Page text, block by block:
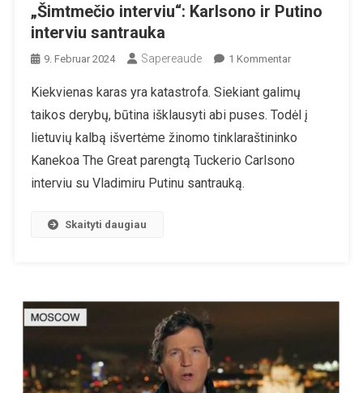
„Šimtmečio interviu“: Karlsono ir Putino
interviu santrauka
9. Februar 2024 Sapereaude 1 KommentarZu
Interviu“:
Karlsono
Ir
Kiekvienas karas yra katastrofa. Siekiant galimų
taikos derybų, būtina išklausyti abi puses. Todėl į
lietuvių kalbą išvertėme žinomo tinklaraštininko
Kanekoa The Great parengtą Tuckerio Carlsono
interviu su Vladimiru Putinu santrauką.
Skaityti daugiau